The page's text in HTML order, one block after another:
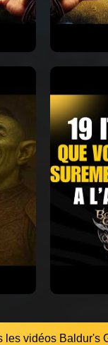
les vidéos Baldur's